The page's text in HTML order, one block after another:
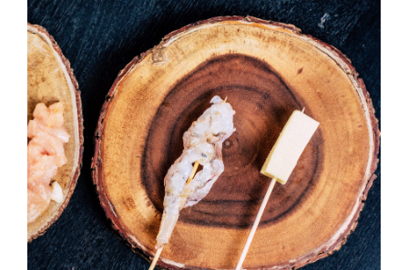
Temaki With Crab
HORS D'OEUVRES